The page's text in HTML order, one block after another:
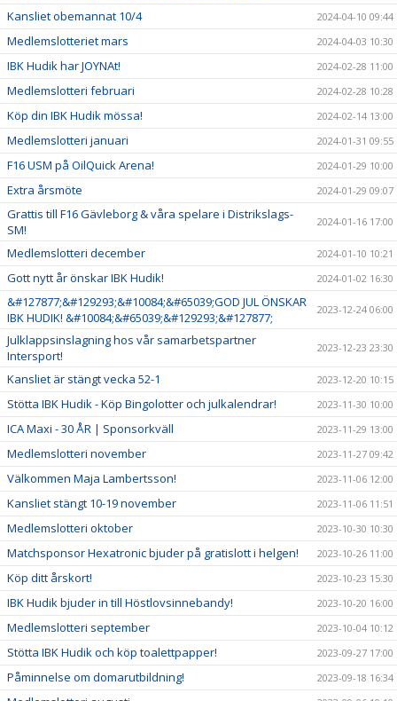
Kansliet obemannat 10/4 2024-04-10 09:44
Medlemslotteriet mars 2024-04-03 10:30
IBK Hudik har JOYNAt! 2024-02-28 11:00
Medlemslotteri februari 2024-02-28 10:28
Köp din IBK Hudik mössa! 2024-02-14 13:00
Medlemslotteri januari 2024-01-31 09:55
F16 USM på OilQuick Arena! 2024-01-29 10:00
Extra årsmöte 2024-01-29 09:07
Grattis till F16 Gävleborg & våra spelare i Distrikslags-
SM!
2024-01-16 17:00
Medlemslotteri december 2024-01-10 10:21
Gott nytt år önskar IBK Hudik! 2024-01-02 16:30
&#127877;&#129293;&#10084;&#65039;GOD JUL ÖNSKAR
IBK HUDIK! &#10084;&#65039;&#129293;&#127877;
2023-12-24 06:00
Julklappsinslagning hos vår samarbetspartner
Intersport!
2023-12-23 23:30
Kansliet är stängt vecka 52-1 2023-12-20 10:15
Stötta IBK Hudik - Köp Bingolotter och julkalendrar! 2023-11-30 10:00
ICA Maxi - 30 ÅR | Sponsorkväll 2023-11-29 13:00
Medlemslotteri november 2023-11-27 09:42
Välkommen Maja Lambertsson! 2023-11-06 12:00
Kansliet stängt 10-19 november 2023-11-06 11:51
Medlemslotteri oktober 2023-10-30 10:30
Matchsponsor Hexatronic bjuder på gratislott i helgen! 2023-10-26 11:00
Köp ditt årskort! 2023-10-23 15:30
IBK Hudik bjuder in till Höstlovsinnebandy! 2023-10-20 16:00
Medlemslotteri september 2023-10-04 10:12
Stötta IBK Hudik och köp toalettpapper! 2023-09-27 17:00
Påminnelse om domarutbildning! 2023-09-18 16:34